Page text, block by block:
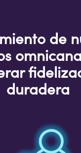
de
duradera